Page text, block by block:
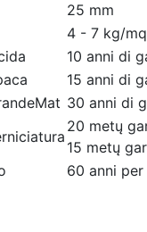
25 mm
4 - 7 kg/mq
10 anni di
15 anni di
30 anni di
20 metų
15 metų
60 anni